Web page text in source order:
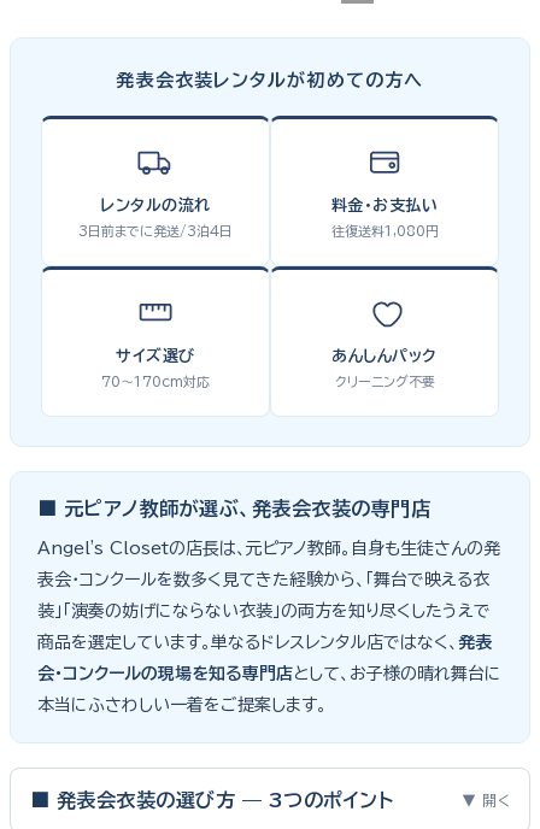
発表会衣装レンタルが初めての方へ
レンタルの流れ
3日前までに発送/3泊4日
料金・お支払い
往復送料1,080円
サイズ選び
70〜170cm対応
あんしんパック
クリーニング不要
■ 元ピアノ教師が選ぶ、発表会衣装の専門店
Angel's Closetの店長は、元ピアノ教師。自身も生徒さんの発
表会・コンクールを数多く見てきた経験から、「舞台で映える衣
装」「演奏の妨げにならない衣装」の両方を知り尽くしたうえで
商品を選定しています。単なるドレスレンタル店ではなく、 発表
会・コンクールの現場を知る専門店として、お子様の晴れ舞台に
本当にふさわしい一着をご提案します。
■ 発表会衣装の選び方 — 3つのポイント ▼ 開く